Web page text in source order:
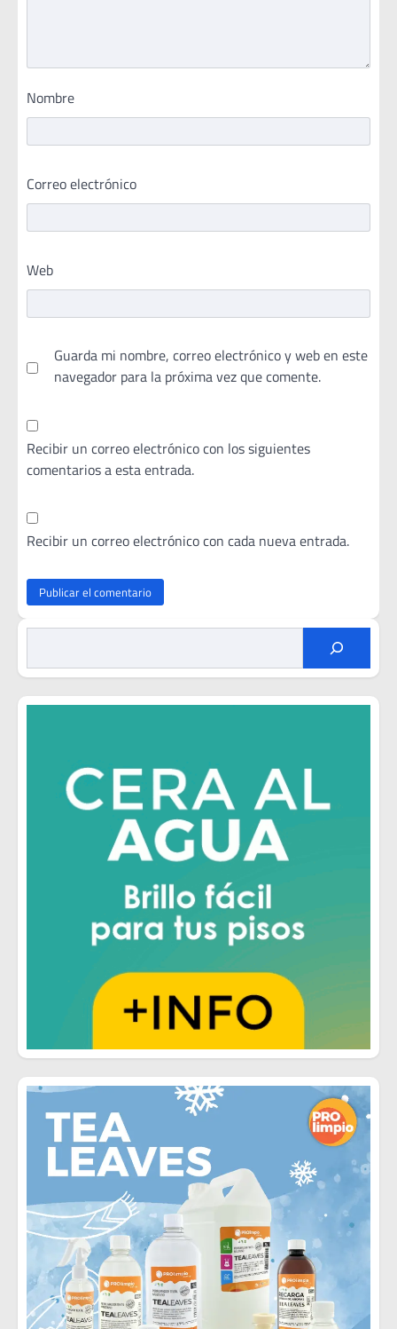
Nombre
Correo electrónico
Web
Guarda mi nombre, correo electrónico y web en este
navegador para la próxima vez que comente.
Recibir un correo electrónico con los siguientes
comentarios a esta entrada.
Recibir un correo electrónico con cada nueva entrada.